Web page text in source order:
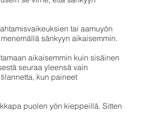
tai aamuyön
sänkyyn aikaisemmin.
aikaisemmin kuin sisäinen
seuraa yleensä vain
kun paineet
puolen yön kieppeillä. Sitten